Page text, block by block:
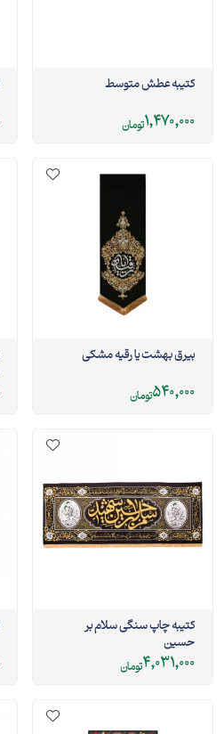
کتیبه عطش متوسط
1,470,000تومان
بیرق بهشت یا رقیه مشکی
540,000تومان
کتیبه چاپ سنگی سلام بر
حسین
4,031,000تومان